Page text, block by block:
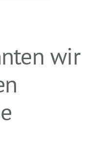
wir